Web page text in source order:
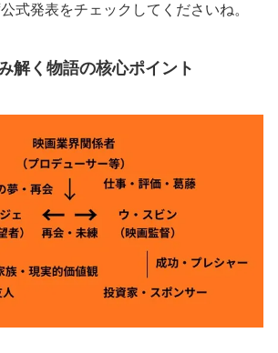
式発表をチェックしてくださいね。
解く物語の核心ポイント